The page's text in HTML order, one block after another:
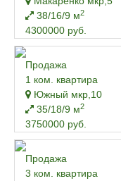
38/16/9 м2
4300000 руб.
Продажа
1 ком. квартира
Южный мкр,10
35/18/9 м2
3750000 руб.
Продажа
3 ком. квартира